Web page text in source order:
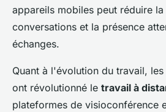
appareils mobiles peut réduire
conversations et la présence
échanges.
Quant à l'évolution du travail,
ont révolutionné le travail à
plateformes de visioconférence